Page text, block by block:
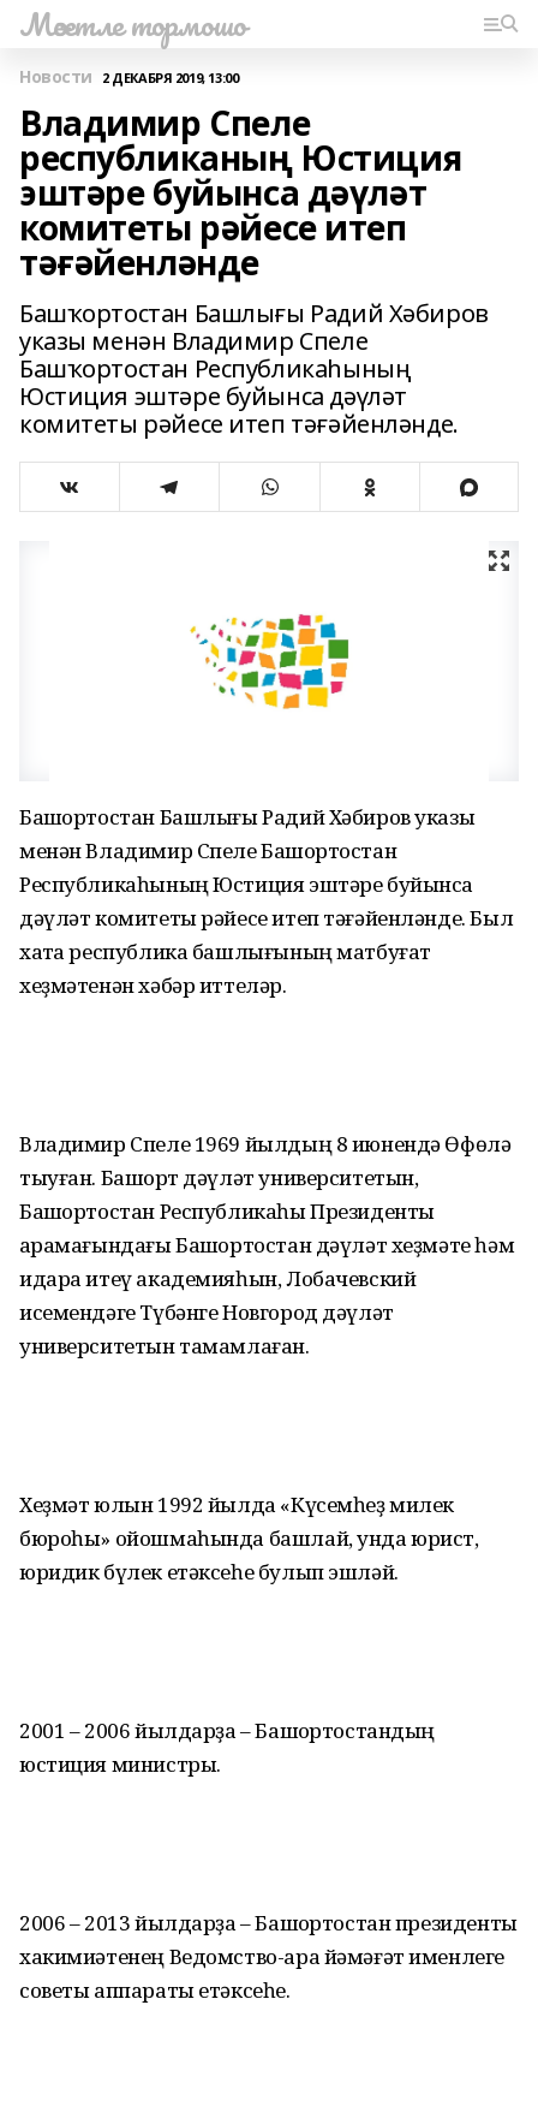
Мәсетле тормошо
Новости 2 ДЕКАБРЯ 2019, 13:00
Владимир Спеле
республиканың Юстиция
эштәре буйынса дәүләт
комитеты рәйесе итеп
тәғәйенләнде
Башҡортостан Башлығы Радий Хәбиров
указы менән Владимир Спеле
Башҡортостан Республикаһының
Юстиция эштәре буйынса дәүләт
комитеты рәйесе итеп тәғәйенләнде.
Башҡортостан Башлығы Радий Хәбиров указы
менән Владимир Спеле Башҡортостан
Республикаһының Юстиция эштәре буйынса
дәүләт комитеты рәйесе итеп тәғәйенләнде. Был
хаҡта республика башлығының матбуғат
хеҙмәтенән хәбәр иттеләр.
Владимир Спеле 1969 йылдың 8 июнендә Өфөлә
тыуған. Башҡорт дәүләт университетын,
Башҡортостан Республикаһы Президенты
ҡарамағындағы Башҡортостан дәүләт хеҙмәте һәм
идара итеү академияһын, Лобачевский
исемендәге Түбәнге Новгород дәүләт
университетын тамамлаған.
Хеҙмәт юлын 1992 йылда «Күсемһеҙ милек
бюроһы» ойошмаһында башлай, унда юрист,
юридик бүлек етәксеһе булып эшләй.
2001 – 2006 йылдарҙа – Башҡортостандың
юстиция министры.
2006 – 2013 йылдарҙа – Башҡортостан президенты
хакимиәтенең Ведомство-ара йәмәғәт именлеге
советы аппараты етәксеһе.